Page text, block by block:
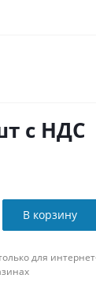
с НДС
В корзину
для